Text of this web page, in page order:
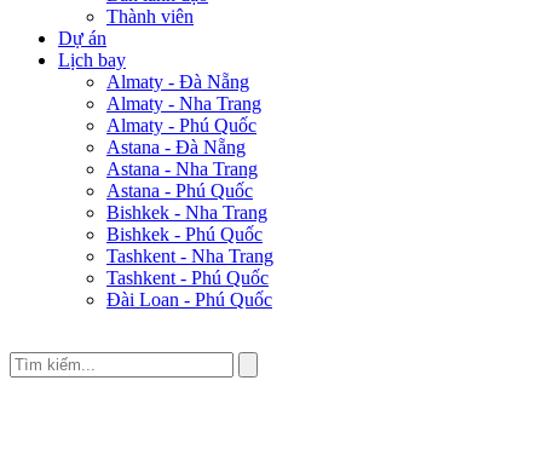
Thành viên
Dự án
Lịch bay
Almaty - Đà Nẵng
Almaty - Nha Trang
Almaty - Phú Quốc
Astana - Đà Nẵng
Astana - Nha Trang
Astana - Phú Quốc
Bishkek - Nha Trang
Bishkek - Phú Quốc
Tashkent - Nha Trang
Tashkent - Phú Quốc
Đài Loan - Phú Quốc